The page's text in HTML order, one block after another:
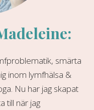
smärta
inom lymfhälsa &
Nu har jag skapat
till när jag